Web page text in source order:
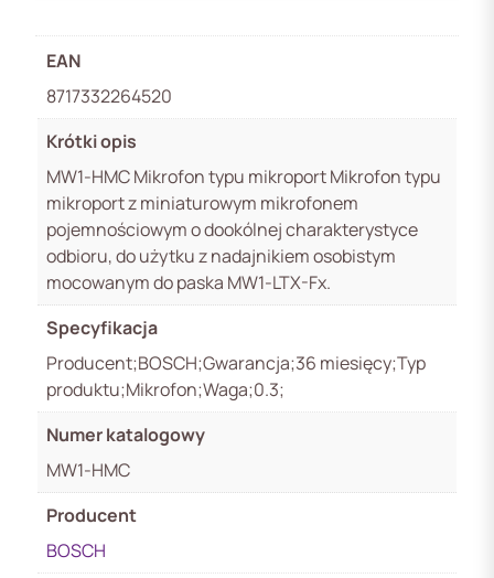
EAN
8717332264520
Krótki opis
MW1‑HMC Mikrofon typu mikroport Mikrofon typu
mikroport z miniaturowym mikrofonem
pojemnościowym o dookólnej charakterystyce
odbioru, do użytku z nadajnikiem osobistym
mocowanym do paska MW1-LTX-Fx.
Specyfikacja
Producent;BOSCH;Gwarancja;36 miesięcy;Typ
produktu;Mikrofon;Waga;0.3;
Numer katalogowy
MW1-HMC
Producent
BOSCH